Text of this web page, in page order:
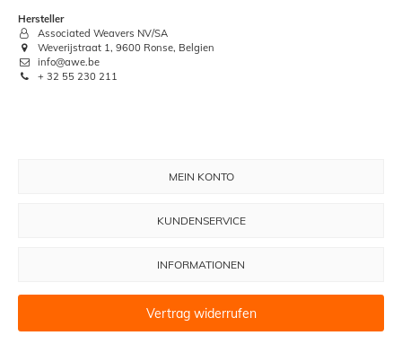
Hersteller
Associated Weavers NV/SA
Weverijstraat 1, 9600 Ronse, Belgien
info@awe.be
+ 32 55 230 211
MEIN KONTO
KUNDENSERVICE
INFORMATIONEN
Vertrag widerrufen